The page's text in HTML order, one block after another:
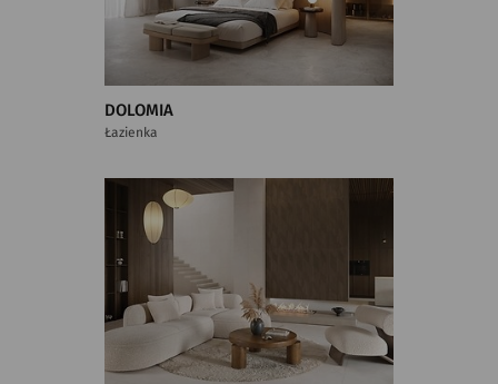
DOLOMIA
Łazienka